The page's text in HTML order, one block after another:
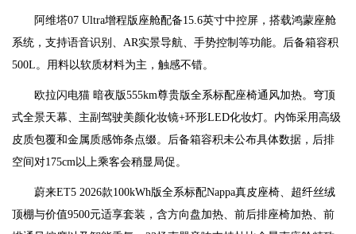
阿维塔07 Ultra增程版座舱配备15.6英寸中控屏，搭载鸿蒙座舱
系统，支持语音识别、AR实景导航、手势控制等功能。后备箱容积
500L。用料以软质材料为主，触感不错。
欧拉闪电猫 暗夜版555km尊贵版全系标配座椅通风加热。穹顶
式全景天幕、主副驾驶美颜化妆镜+环形LED化妆灯。内饰采用高级
皮质包覆和金属质感饰条点缀。后备箱容积未公布具体数据，后排
空间对175cm以上乘客会稍显局促。
蔚来ET5 2026款100kWh版全系标配Nappa真皮座椅、超纤丝绒
顶棚与价值9500元适享套装，含方向盘加热、前后排座椅加热、前